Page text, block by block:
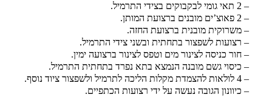
– 2 תאי גומי לבקבוקים בצידי התרמיל.
– 2 פאוצ’ים מובנים ברצועת המותן.
– משרוקית מובנית ברצועת החזה.
– רצועות לשפצור בתחתית ובשני צידי התרמיל.
– חור כניסה לצינור מים וטפס לצינור ברצועה ימין.
– כיסוי גשם מובנה הנמצא בתא נפרד בתחתית התרמיל.
– 4 לולאות להצמדת מקלות הליכה לתרמיל ולשפצור ציוד נוסף.
– כיוונון הגובה נעשה על ידי רצועות הכתפיים.